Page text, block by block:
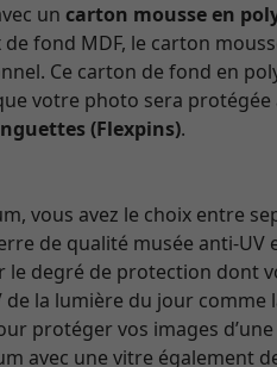
un carton mousse en
fond MDF, le carton
Ce carton de fond en
votre photo sera protégée
(Flexpins).
vous avez le choix entre
de qualité musée anti-UV
degré de protection dont
de la lumière du jour
protéger vos images
avec une vitre également